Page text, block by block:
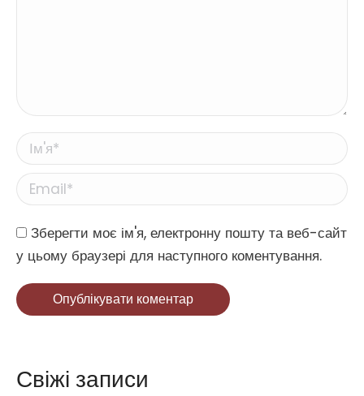
Ім'я *
Email *
Website
Зберегти моє ім'я, електронну пошту та веб-сайт
у цьому браузері для наступного коментування.
Опублікувати коментар
Свіжі записи